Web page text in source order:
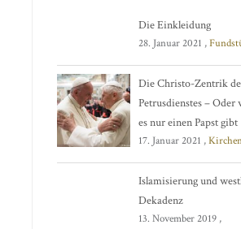
Die Einkleidung
28. Januar 2021 ,
Die Christo-Zentrik
Petrusdienstes – Oder
es nur einen Papst gibt
17. Januar 2021 ,
Islamisierung und
Dekadenz
13. November 2019 ,